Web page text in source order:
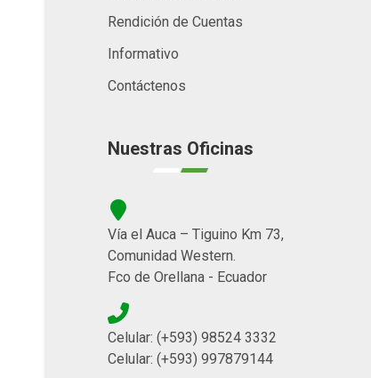
Rendición de Cuentas
Informativo
Contáctenos
Nuestras Oficinas
Vía el Auca – Tiguino Km 73,
Comunidad Western.
Fco de Orellana - Ecuador
Celular: (+593) 98524 3332
Celular: (+593) 997879144